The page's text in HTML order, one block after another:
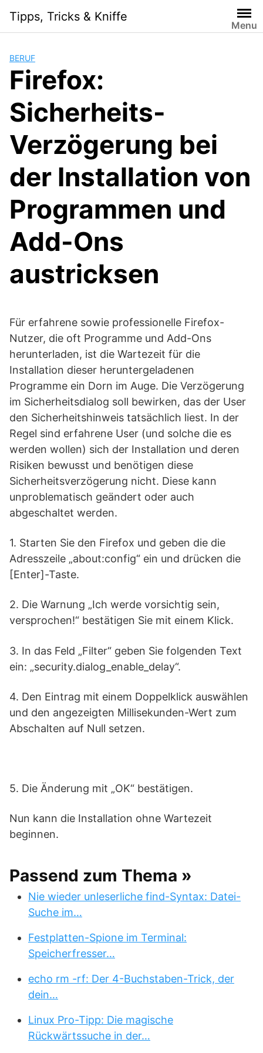
content
Tipps, Tricks & Kniffe
Menu
BERUF
Firefox:
Sicherheits-
Verzögerung bei
der Installation von
Programmen und
Add-Ons
austricksen
Für erfahrene sowie professionelle Firefox-
Nutzer, die oft Programme und Add-Ons
herunterladen, ist die Wartezeit für die
Installation dieser heruntergeladenen
Programme ein Dorn im Auge. Die Verzögerung
im Sicherheitsdialog soll bewirken, das der User
den Sicherheitshinweis tatsächlich liest. In der
Regel sind erfahrene User (und solche die es
werden wollen) sich der Installation und deren
Risiken bewusst und benötigen diese
Sicherheitsverzögerung nicht. Diese kann
unproblematisch geändert oder auch
abgeschaltet werden.
1. Starten Sie den Firefox und geben die die
Adresszeile „about:config“ ein und drücken die
[Enter]-Taste.
2. Die Warnung „Ich werde vorsichtig sein,
versprochen!“ bestätigen Sie mit einem Klick.
3. In das Feld „Filter“ geben Sie folgenden Text
ein: „security.dialog_enable_delay“.
4. Den Eintrag mit einem Doppelklick auswählen
und den angezeigten Millisekunden-Wert zum
Abschalten auf Null setzen.
5. Die Änderung mit „OK“ bestätigen.
Nun kann die Installation ohne Wartezeit
beginnen.
Passend zum Thema »
Nie wieder unleserliche find-Syntax: Datei-
Suche im…
Festplatten-Spione im Terminal:
Speicherfresser…
echo rm -rf: Der 4-Buchstaben-Trick, der
dein…
Linux Pro-Tipp: Die magische
Rückwärtssuche in der…